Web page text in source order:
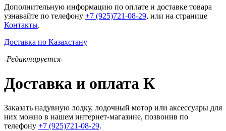
Дополнительную информацию по оплате и доставке товара
узнавайте по телефону +7 (925)721-08-29, или на странице
Контакты.
Доставка по Казахстану
-Редактируется-
Доставка и оплата К
Заказать надувную лодку, лодочный мотор или аксессуары для
них можно в нашем интернет-магазине, позвонив по
телефону +7 (925)721-08-29.